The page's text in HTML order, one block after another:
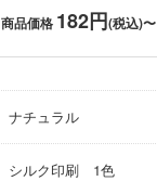
商品価格 182円(税込)〜
ナチュラル
シルク印刷 1色